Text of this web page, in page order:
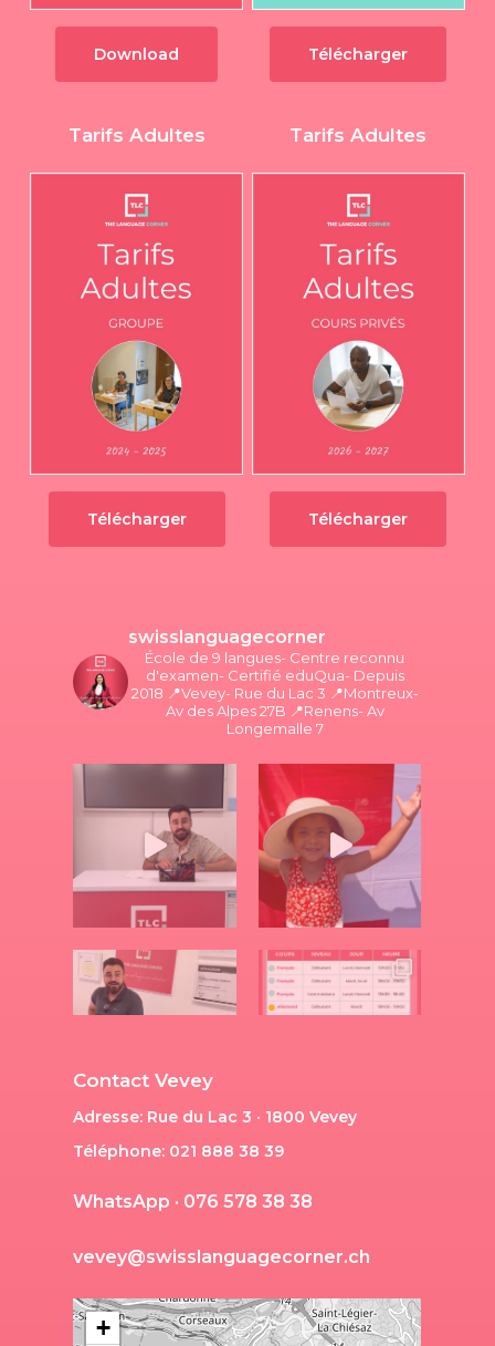
Download Télécharger
Tarifs Adultes
Télécharger
Tarifs Adultes
Télécharger
swisslanguagecorner
École de 9 langues- Centre reconnu
d'examen- Certifié eduQua- Depuis
2018 📍Vevey- Rue du Lac 3 📍Montreux-
Av des Alpes 27B 📍Renens- Av
Longemalle 7
Contact Vevey
Adresse: Rue du Lac 3 · 1800 Vevey
Téléphone: 021 888 38 39
WhatsApp · 076 578 38 38
vevey@swiss anguagecorner.c h
+